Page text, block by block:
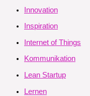
Innovation
Inspiration
Internet of Things
Kommunikation
Lean Startup
Lernen